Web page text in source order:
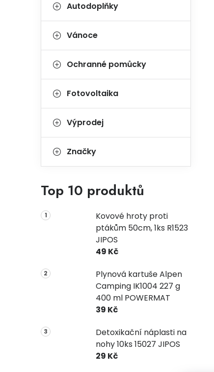
Autodoplňky
Vánoce
Ochranné pomůcky
Fotovoltaika
Výprodej
Značky
Top 10 produktů
Kovové hroty proti
ptákům 50cm, 1ks R1523
JIPOS
49 Kč
Plynová kartuše Alpen
Camping IK1004 227 g
400 ml POWERMAT
39 Kč
Detoxikační náplasti na
nohy 10ks 15027 JIPOS
29 Kč